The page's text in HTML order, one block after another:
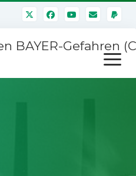
BAYER-Gefahren
Menü
öffnen